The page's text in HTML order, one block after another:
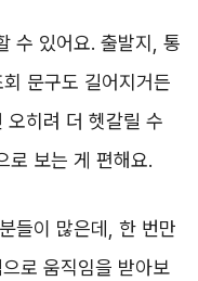
수 있어요. 출발지, 통
문구도 길어지거든
오히려 더 헷갈릴 수
로 보는 게 편해요.
들이 많은데, 한 번만
로 움직임을 받아보